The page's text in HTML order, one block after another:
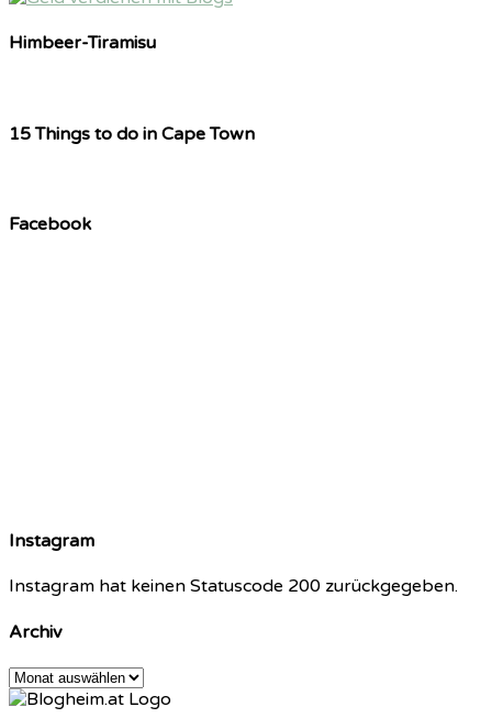
Himbeer-Tiramisu
15 Things to do in Cape Town
Facebook
Instagram
Instagram hat keinen Statuscode 200 zurückgegeben.
Archiv
Archiv